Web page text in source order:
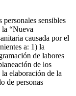
sensibles
la “Nueva
causada por el
a: 1) la
de labores
de los
elaboración de la
de personas